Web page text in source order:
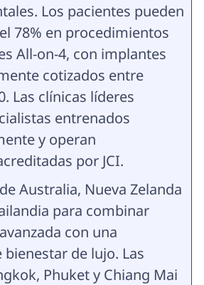
Los pacientes pueden
78% en procedimientos
All-on-4, con implantes
cotizados entre
Las clínicas líderes
entrenados
y operan
por JCI.
Australia, Nueva Zelanda
para combinar
con una
de lujo. Las
Phuket y Chiang Mai